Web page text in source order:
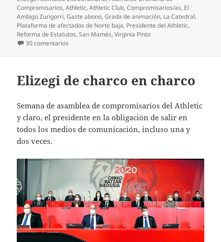
Compromisarios,Athletic,Athletic Club,Compromisarios/as, El
Ambigú Zurigorri,Gazte abono,Grada de animación, La Catedral,
Plataforma de afectados de Norte baja, Presidente del Athletic,
Reforma de Estatutos,San Mamés,Virginia Pinto
30 comentarios
Elizegi de charco en charco
Semana de asamblea de compromisarios del Athletic
y claro, el presidente en la obligación de salir en
todos los medios de comunicación, incluso una y
dos veces.